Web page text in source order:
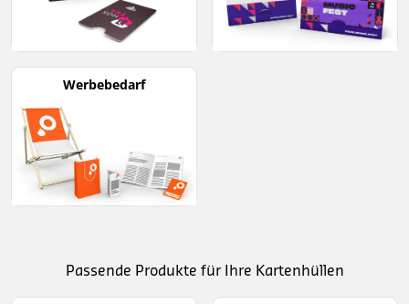
Werbebedarf
Passende Produkte für Ihre Kartenhüllen